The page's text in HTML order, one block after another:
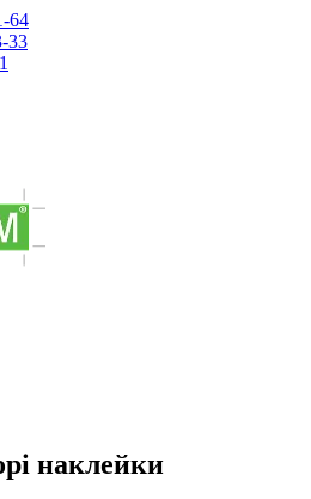
64
33
наклейки